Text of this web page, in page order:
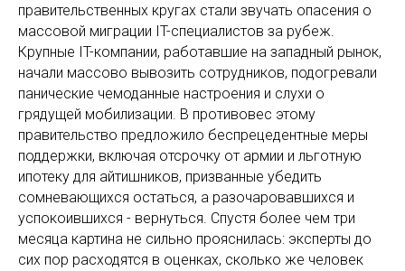
правительственных кругах стали звучать опасения о
массовой миграции IT-специалистов за рубеж.
Крупные IT-компании, работавшие на западный рынок,
начали массово вывозить сотрудников, подогревали
панические чемоданные настроения и слухи о
грядущей мобилизации. В противовес этому
правительство предложило беспрецедентные меры
поддержки, включая отсрочку от армии и льготную
ипотеку для айтишников, призванные убедить
сомневающихся остаться, а разочаровавшихся и
успокоившихся - вернуться. Спустя более чем три
месяца картина не сильно прояснилась: эксперты до
сих пор расходятся в оценках, сколько же человек